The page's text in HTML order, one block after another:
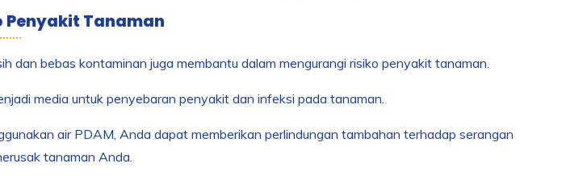
Penyakit Tanaman
dan bebas kontaminan juga membantu dalam mengurangi risiko penyakit tanaman.
media untuk penyebaran penyakit dan infeksi pada tanaman.
air PDAM, Anda dapat memberikan perlindungan tambahan terhadap serangan
tanaman Anda.